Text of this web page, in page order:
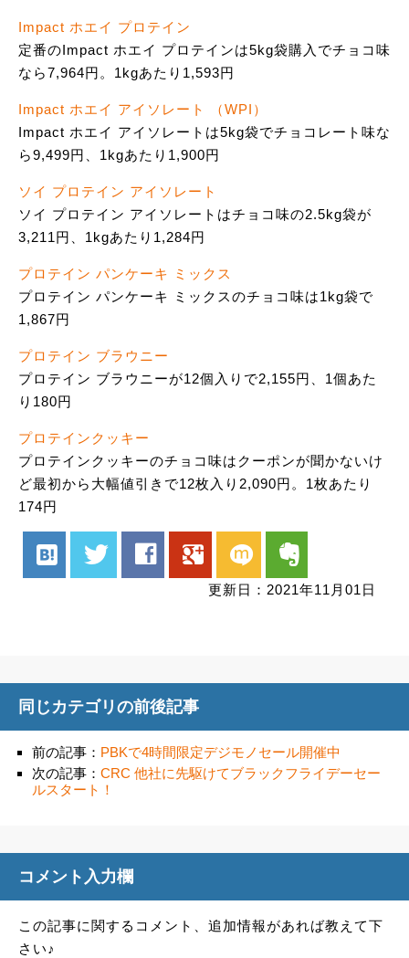
Impact ホエイ プロテイン
定番のImpact ホエイ プロテインは5kg袋購入でチョコ味
なら7,964円。1kgあたり1,593円
Impact ホエイ アイソレート （WPI）
Impact ホエイ アイソレートは5kg袋でチョコレート味な
ら9,499円、1kgあたり1,900円
ソイ プロテイン アイソレート
ソイ プロテイン アイソレートはチョコ味の2.5kg袋が
3,211円、1kgあたり1,284円
プロテイン パンケーキ ミックス
プロテイン パンケーキ ミックスのチョコ味は1kg袋で
1,867円
プロテイン ブラウニー
プロテイン ブラウニーが12個入りで2,155円、1個あた
り180円
プロテインクッキー
プロテインクッキーのチョコ味はクーポンが聞かないけ
ど最初から大幅値引きで12枚入り2,090円。1枚あたり
174円
hatenabookmark twitter facebook google mixi evernote
更新日：2021年11月01日
同じカテゴリの前後記事
前の記事： PBKで4時間限定デジモノセール開催中
次の記事： CRC 他社に先駆けてブラックフライデーセー
ルスタート！
コメント入力欄
この記事に関するコメント、追加情報があれば教えて下
さい♪